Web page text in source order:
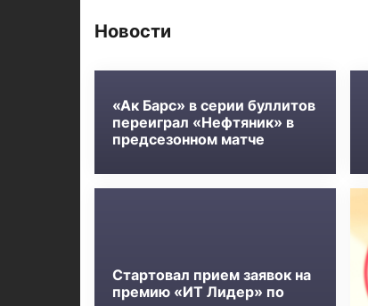
Новости
«Ак Барс» в серии буллитов
переиграл «Нефтяник» в
предсезонном матче
Стартовал прием заявок на
премию «ИТ Лидер» по